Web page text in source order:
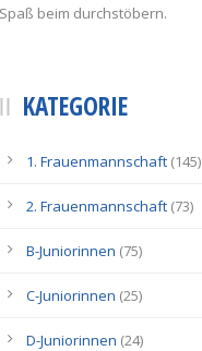
Spaß beim durchstöbern.
KATEGORIE
1. Frauenmannschaft (145)
2. Frauenmannschaft (73)
B-Juniorinnen (75)
C-Juniorinnen (25)
D-Juniorinnen (24)